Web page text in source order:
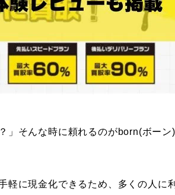
」そんな時に頼れるのがborn(ボーン
軽に現金化できるため、多くの人に